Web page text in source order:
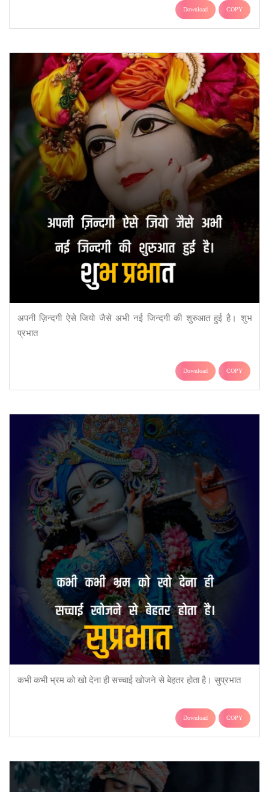
Download COPY
अपनी ज़िन्दगी ऐसे जियो जैसे अभी नई जिन्दगी की शुरुआत हुई है। शुभ
प्रभात
Download COPY
कभी कभी भ्रम को खो देना ही सच्चाई खोजने से बेहतर होता है। सुप्रभात
Download COPY